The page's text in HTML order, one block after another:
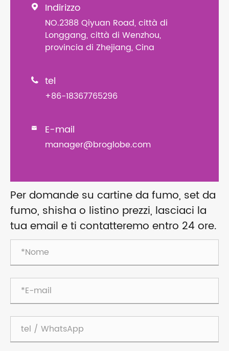
 Indirizzo
NO.2388 Qiyuan Road, città di
Longgang, città di Wenzhou,
provincia di Zhejiang, Cina
 tel
+86-18367765296
 E-mail
manager@broglobe.com
Per domande su cartine da fumo, set da
fumo, shisha o listino prezzi, lasciaci la
tua email e ti contatteremo entro 24 ore.